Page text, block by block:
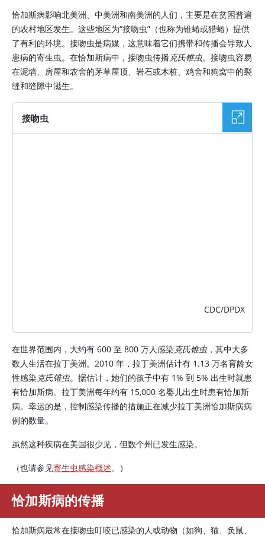
恰加斯病影响北美洲、中美洲和南美洲的人们，主要是在贫困普遍
的农村地区发生。这些地区为“接吻虫”（也称为锥蝽或猎蝽）提供
了有利的环境。接吻虫是病媒，这意味着它们携带和传播会导致人
患病的寄生虫。在恰加斯病中，接吻虫传播克氏锥虫。接吻虫容易
在泥墙、房屋和农舍的茅草屋顶、岩石或木桩、鸡舍和狗窝中的裂
缝和缝隙中滋生。
接吻虫
CDC/DPDX
在世界范围内，大约有 600 至 800 万人感染 克氏锥虫 ，其中大多
数人生活在拉丁美洲。2010 年，拉丁美洲估计有 1.13 万名育龄女
性感染 克氏锥虫。据估计，她们的孩子中有 1% 到 5% 出生时就患
有恰加斯病。拉丁美洲每年约有 15,000 名婴儿出生时患有恰加斯
病。幸运的是，控制感染传播的措施正在减少拉丁美洲恰加斯病病
例的数量。
虽然这种疾病在美国很少见，但数个州已发生感染。
（也请参见寄生虫感染概述。）
恰加斯病的传播
恰加斯病最常在接吻虫叮咬已感染的人或动物（如狗、猫、负鼠、